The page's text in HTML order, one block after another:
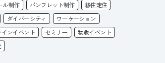
ル制作
パンフレット制作
移住定住
ダイバーシティ
ワーケーション
ンイベント セミナー
物販イベント